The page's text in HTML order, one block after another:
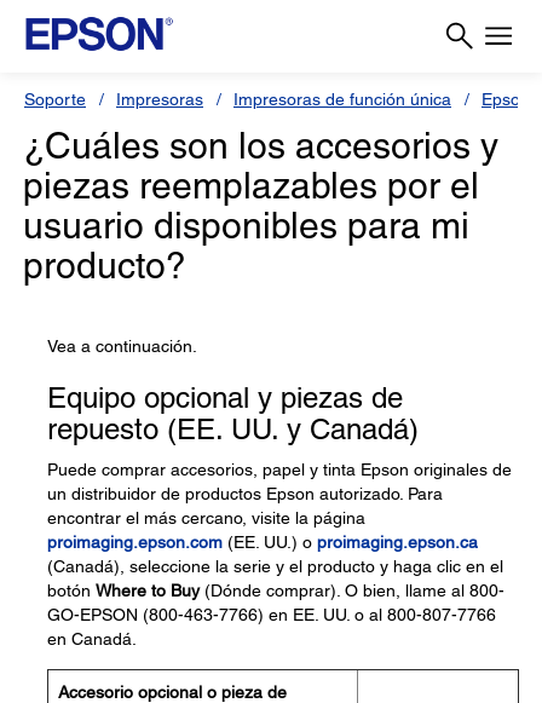
Soporte Impresoras Impresoras de función única Epson
¿Cuáles son los accesorios y
piezas reemplazables por el
usuario disponibles para mi
producto?
Vea a continuación.
Equipo opcional y piezas de
repuesto (EE. UU. y Canadá)
Puede comprar accesorios, papel y tinta Epson originales de
un distribuidor de productos Epson autorizado. Para
encontrar el más cercano, visite la página
proimaging.epson.com (EE. UU.) o proimaging.epson.ca
(Canadá), seleccione la serie y el producto y haga clic en el
botón Where to Buy(Dónde comprar). O bien, llame al 800-
GO-EPSON (800-463-7766) en EE. UU. o al 800-807-7766
en Canadá.
Accesorio opcional o pieza de